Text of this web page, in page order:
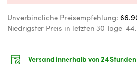
Unverbindliche Preisempfehlung:
Niedrigster Preis in letzten 30 Tage:
Versand innerhalb von 24 Stunden